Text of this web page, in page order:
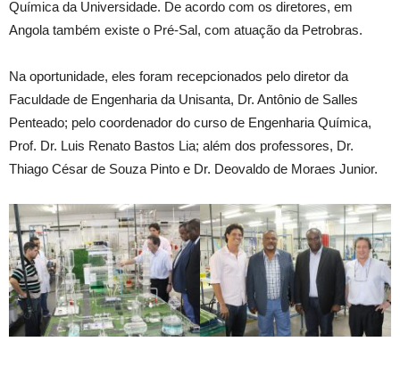
Química da Universidade. De acordo com os diretores, em
Angola também existe o Pré-Sal, com atuação da Petrobras.
Na oportunidade, eles foram recepcionados pelo diretor da
Faculdade de Engenharia da Unisanta, Dr. Antônio de Salles
Penteado; pelo coordenador do curso de Engenharia Química,
Prof. Dr. Luis Renato Bastos Lia; além dos professores, Dr.
Thiago César de Souza Pinto e Dr. Deovaldo de Moraes Junior.